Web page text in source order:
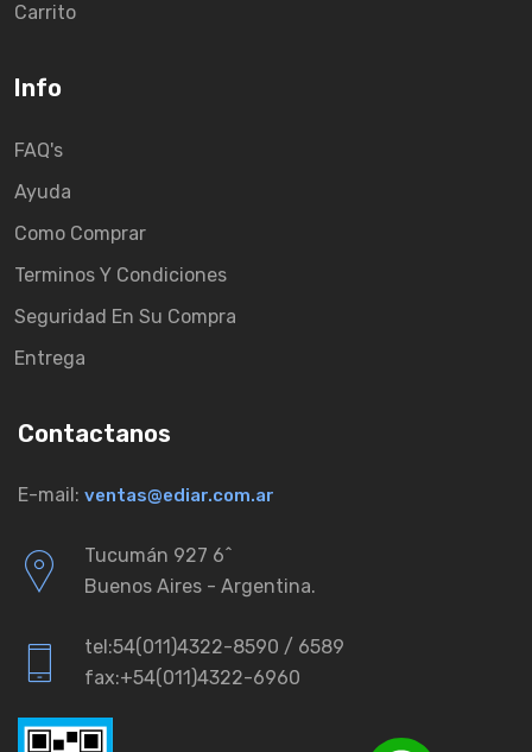
Carrito
Info
FAQ's
Ayuda
Como Comprar
Terminos Y Condiciones
Seguridad En Su Compra
Entrega
Contactanos
E-mail: ventas@ediar.com.ar
Tucumán 927 6ˆ
Buenos Aires - Argentina.
tel:54(011)4322-8590 / 6589
fax:+54(011)4322-6960